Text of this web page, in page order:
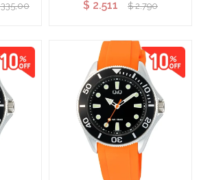
335,00 $ 2.511 $ 2.790